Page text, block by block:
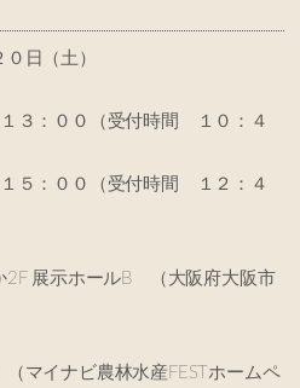
日（土）
３：００（受付時間 １０：４
００（受付時間 １２：４
2F 展示ホールB （大阪府大阪市
マイナビ農林水産FESTホームペ